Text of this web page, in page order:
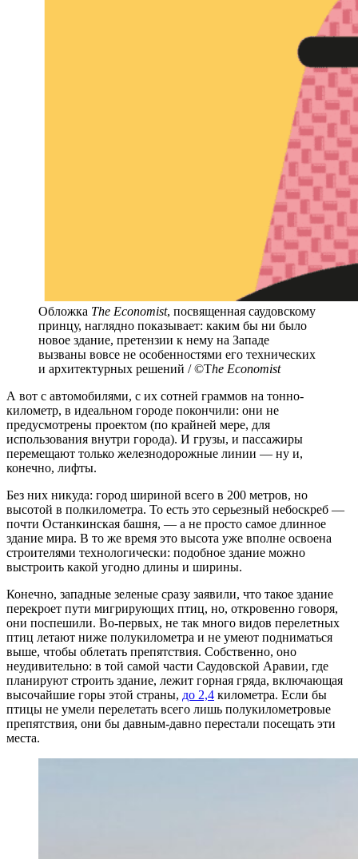
Обложка The Economist, посвященная саудовскому
принцу, наглядно показывает: каким бы ни было
новое здание, претензии к нему на Западе
вызваны вовсе не особенностями его технических
и архитектурных решений / ©The Economist
А вот с автомобилями, с их сотней граммов на тонно-
километр, в идеальном городе покончили: они не
предусмотрены проектом (по крайней мере, для
использования внутри города). И грузы, и пассажиры
перемещают только железнодорожные линии — ну и,
конечно, лифты.
Без них никуда: город шириной всего в 200 метров, но
высотой в полкилометра. То есть это серьезный небоскреб —
почти Останкинская башня, — а не просто самое длинное
здание мира. В то же время это высота уже вполне освоена
строителями технологически: подобное здание можно
выстроить какой угодно длины и ширины.
Конечно, западные зеленые сразу заявили, что такое здание
перекроет пути мигрирующих птиц, но, откровенно говоря,
они поспешили. Во-первых, не так много видов перелетных
птиц летают ниже полукилометра и не умеют подниматься
выше, чтобы облетать препятствия. Собственно, оно
неудивительно: в той самой части Саудовской Аравии, где
планируют строить здание, лежит горная гряда, включающая
высочайшие горы этой страны, до 2,4 километра. Если бы
птицы не умели перелетать всего лишь полукилометровые
препятствия, они бы давным-давно перестали посещать эти
места.